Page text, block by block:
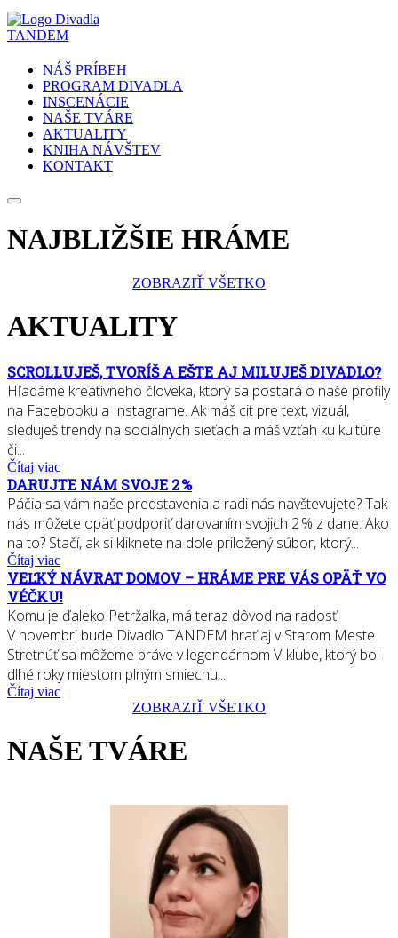
NÁŠ PRÍBEH
PROGRAM DIVADLA
INSCENÁCIE
NAŠE TVÁRE
AKTUALITY
KNIHA NÁVŠTEV
KONTAKT
NAJBLIŽŠIE HRÁME
ZOBRAZIŤ VŠETKO
AKTUALITY
SCROLLUJEŠ, TVORÍŠ A EŠTE AJ MILUJEŠ DIVADLO?
Hľadáme kreatívneho človeka, ktorý sa postará o naše profily
na Facebooku a Instagrame. Ak máš cit pre text, vizuál,
sleduješ trendy na sociálnych sieťach a máš vzťah ku kultúre
či...
Čítaj viac
DARUJTE NÁM SVOJE 2 %
Páčia sa vám naše predstavenia a radi nás navštevujete? Tak
nás môžete opäť podporiť darovaním svojich 2 % z dane. Ako
na to? Stačí, ak si kliknete na dole priložený súbor, ktorý...
Čítaj viac
VEĽKÝ NÁVRAT DOMOV – HRÁME PRE VÁS OPÄŤ VO
VÉČKU!
Komu je ďaleko Petržalka, má teraz dôvod na radosť.
V novembri bude Divadlo TANDEM hrať aj v Starom Meste.
Stretnúť sa môžeme práve v legendárnom V-klube, ktorý bol
dlhé roky miestom plným smiechu,...
Čítaj viac
ZOBRAZIŤ VŠETKO
NAŠE TVÁRE